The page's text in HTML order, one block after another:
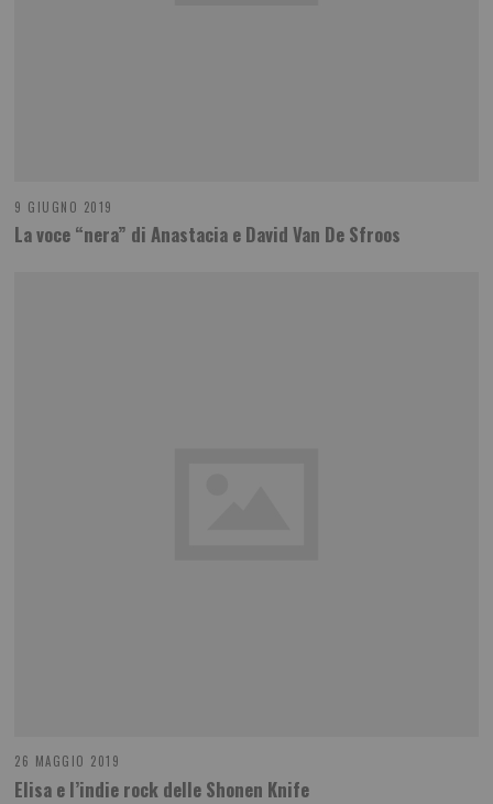
9 GIUGNO 2019
La voce “nera” di Anastacia e David Van De Sfroos
26 MAGGIO 2019
Elisa e l’indie rock delle Shonen Knife